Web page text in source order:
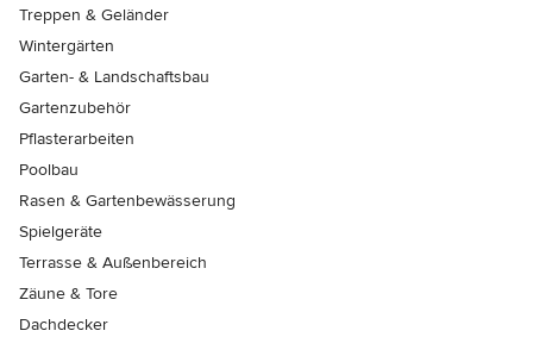
Treppen & Geländer
Wintergärten
Garten- & Landschaftsbau
Gartenzubehör
Pflasterarbeiten
Poolbau
Rasen & Gartenbewässerung
Spielgeräte
Terrasse & Außenbereich
Zäune & Tore
Dachdecker